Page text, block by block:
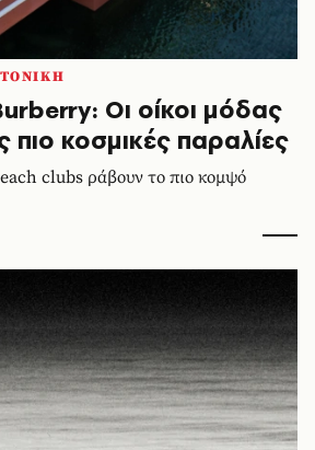
Οι οίκοι μόδας
πιο κοσμικές παραλίες
clubs ράβουν το πιο κομψό